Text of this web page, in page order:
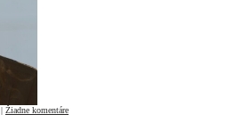
| Žiadne komentáre